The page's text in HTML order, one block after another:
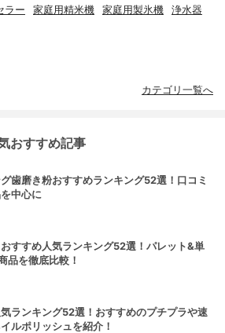
ラー 家庭用精米機 家庭用製氷機 浄水器
カテゴリ一覧へ
おすすめ記事
歯磨き粉おすすめランキング52選！口コミ
中心に
すすめ人気ランキング52選！パレット&単
品を徹底比較！
ランキング52選！おすすめのプチプラや速
ルポリッシュを紹介！